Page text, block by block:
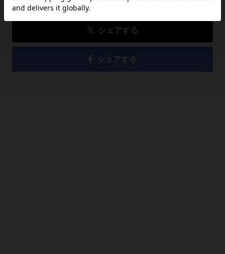
シェアする
シェアする